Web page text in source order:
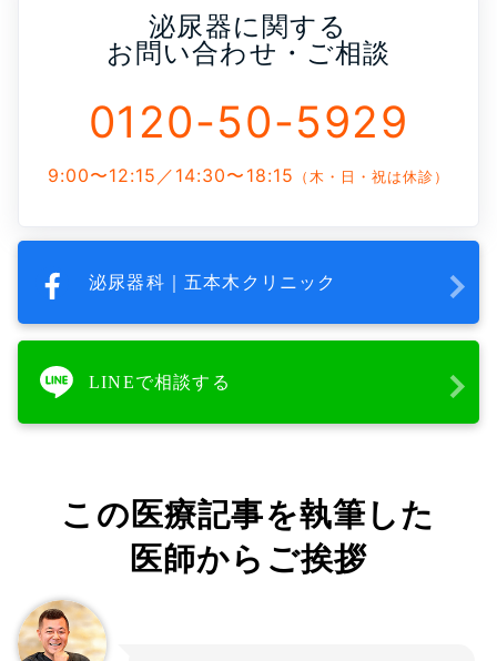
泌尿器に関する
お問い合わせ・ご相談
0120-50-5929
9:00〜12:15／14:30〜18:15 （木・日・祝は休診）
泌尿器科｜五本木クリニック
LINEで相談する
この医療記事を執筆した
医師からご挨拶